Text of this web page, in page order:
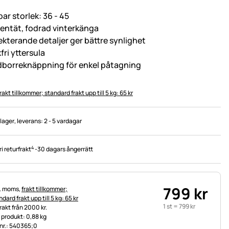
storlek: 36 - 45
fodrad vinterkänga
detaljer ger bättre synlighet
yttersula
för enkel påtagning
tillkommer; standard frakt upp till 5 kg: 65 kr
, leverans:2 - 5 vardagar
returfrakt4-30 dagars ångerrätt
moms,frakt tillkommer;
frakt upp till 5 kg: 65 kr
från 2000 kr.
0,88 kg
540365;0
799 kr
1 st =799kr